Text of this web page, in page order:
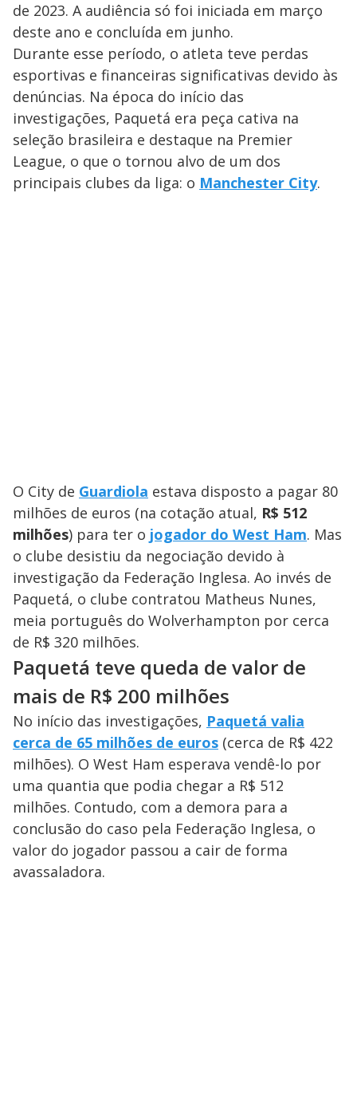
de 2023. A audiência só foi iniciada em março
deste ano e concluída em junho.
Durante esse período, o atleta teve perdas
esportivas e financeiras significativas devido às
denúncias. Na época do início das
investigações, Paquetá era peça cativa na
seleção brasileira e destaque na Premier
League, o que o tornou alvo de um dos
principais clubes da liga: o Manchester City.
O City de Guardiola estava disposto a pagar 80
milhões de euros (na cotação atual, R$ 512
milhões) para ter o jogador do West Ham. Mas
o clube desistiu da negociação devido à
investigação da Federação Inglesa. Ao invés de
Paquetá, o clube contratou Matheus Nunes,
meia português do Wolverhampton por cerca
de R$ 320 milhões.
Paquetá teve queda de valor de
mais de R$ 200 milhões
No início das investigações, Paquetá valia
cerca de 65 milhões de euros (cerca de R$ 422
milhões). O West Ham esperava vendê-lo por
uma quantia que podia chegar a R$ 512
milhões. Contudo, com a demora para a
conclusão do caso pela Federação Inglesa, o
valor do jogador passou a cair de forma
avassaladora.